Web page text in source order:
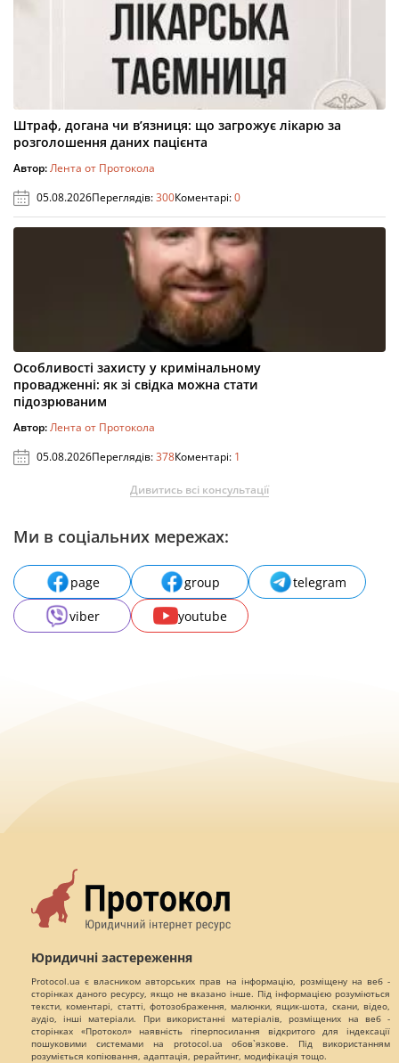
Штраф, догана чи в’язниця: що загрожує лікарю за
розголошення даних пацієнта
Автор:Лента от Протокола
05.08.2026Переглядів:300Коментарі:0
Особливості захисту у кримінальному
провадженні: як зі свідка можна стати
підозрюваним
Автор:Лента от Протокола
05.08.2026Переглядів:378Коментарі: 1
Дивитись всі консультації
Ми в соціальних мережах:
page group
telegram
viber
youtube
Юридичні застереження
Protocol.ua є власником авторських прав на інформацію, розміщену на веб -
сторінках даного ресурсу, якщо не вказано інше. Під інформацією розуміються
тексти, коментарі, статті, фотозображення, малюнки, ящик-шота, скани, відео,
аудіо, інші матеріали. При використанні матеріалів, розміщених на веб -
сторінках «Протокол» наявність гіперпосилання відкритого для індексації
пошуковими системами на protocol.ua обов`язкове. Під використанням
розуміється копіювання, адаптація, рерайтинг, модифікація тощо.